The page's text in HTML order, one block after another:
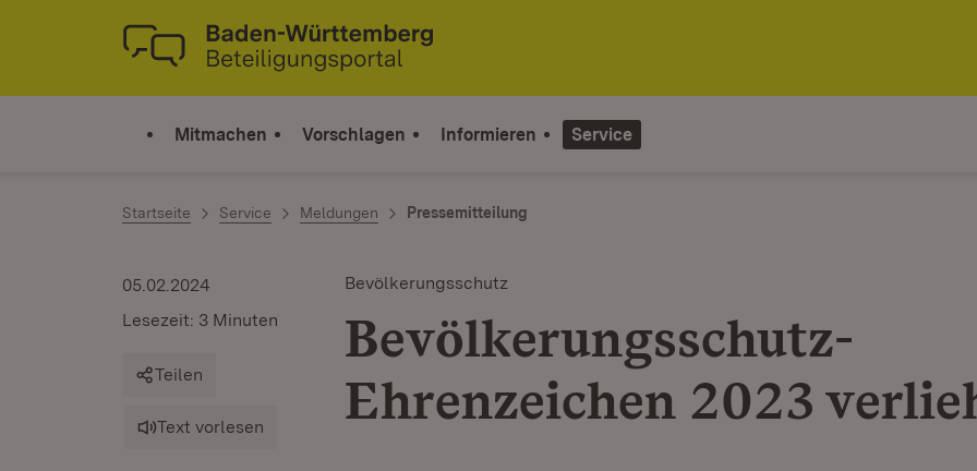
Zum Inhalt springen
Link zur Startseite
Mitmachen Vorschlagen Informieren Service
Startseite Service Meldungen Pressemitteilung
Bevölkerungsschutz
Bevölkerungsschutz-
Ehrenzeichen 2023
05.02.2024
Lesezeit: 3 Minuten
Teilen
Text vorlesen